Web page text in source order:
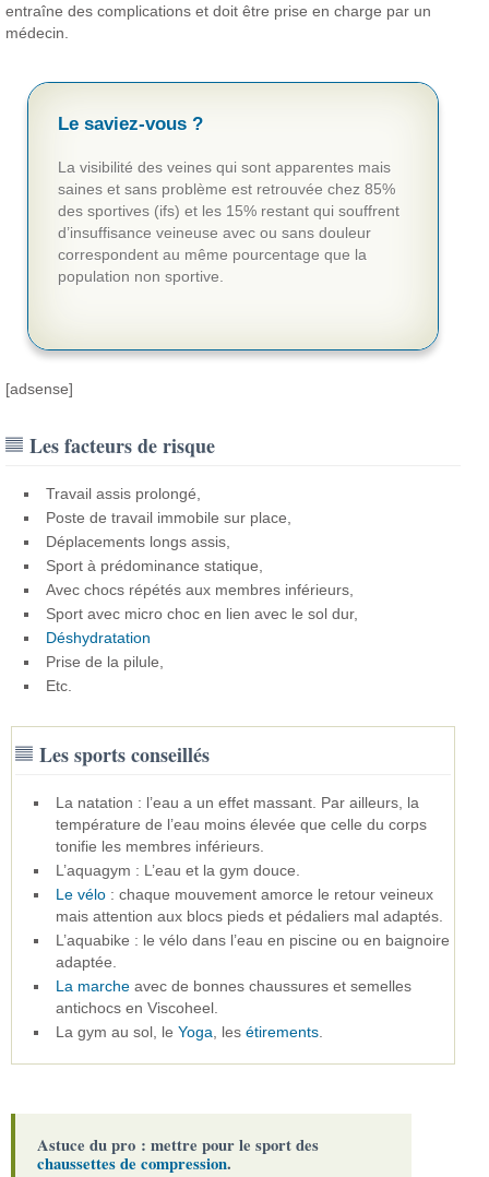
entraîne des complications et doit être prise en charge par un
médecin.
Le saviez-vous ?
La visibilité des veines qui sont apparentes mais
saines et sans problème est retrouvée chez 85%
des sportives (ifs) et les 15% restant qui souffrent
d’insuffisance veineuse avec ou sans douleur
correspondent au même pourcentage que la
population non sportive.
[adsense]
Les facteurs de risque
Travail assis prolongé,
Poste de travail immobile sur place,
Déplacements longs assis,
Sport à prédominance statique,
Avec chocs répétés aux membres inférieurs,
Sport avec micro choc en lien avec le sol dur,
Déshydratation
Prise de la pilule,
Etc.
Les sports conseillés
La natation : l’eau a un effet massant. Par ailleurs, la
température de l’eau moins élevée que celle du corps
tonifie les membres inférieurs.
L’aquagym : L’eau et la gym douce.
Le vélo : chaque mouvement amorce le retour veineux
mais attention aux blocs pieds et pédaliers mal adaptés.
L’aquabike : le vélo dans l’eau en piscine ou en baignoire
adaptée.
La marche avec de bonnes chaussures et semelles
antichocs en Viscoheel.
La gym au sol, leYoga, lesétirements.
Astuce du pro : mettre pour le sport des
chaussettes de compression.